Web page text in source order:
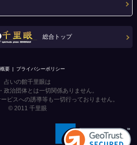
総合トップ
要 プライバシーポリシー
占いの館千里眼は
政治団体とは一切関係ありません。
ビスへの誘導等も一切行っておりません。
© 2011 千里眼